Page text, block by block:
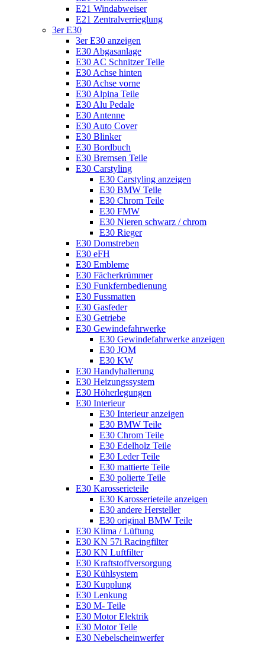
E21 Windabweiser
E21 Zentralverrieglung
3er E30
3er E30 anzeigen
E30 Abgasanlage
E30 AC Schnitzer Teile
E30 Achse hinten
E30 Achse vorne
E30 Alpina Teile
E30 Alu Pedale
E30 Antenne
E30 Auto Cover
E30 Blinker
E30 Bordbuch
E30 Bremsen Teile
E30 Carstyling
E30 Carstyling anzeigen
E30 BMW Teile
E30 Chrom Teile
E30 FMW
E30 Nieren schwarz / chrom
E30 Rieger
E30 Domstreben
E30 eFH
E30 Embleme
E30 Fächerkrümmer
E30 Funkfernbedienung
E30 Fussmatten
E30 Gasfeder
E30 Getriebe
E30 Gewindefahrwerke
E30 Gewindefahrwerke anzeigen
E30 JOM
E30 KW
E30 Handyhalterung
E30 Heizungssystem
E30 Höherlegungen
E30 Interieur
E30 Interieur anzeigen
E30 BMW Teile
E30 Chrom Teile
E30 Edelholz Teile
E30 Leder Teile
E30 mattierte Teile
E30 polierte Teile
E30 Karosserieteile
E30 Karosserieteile anzeigen
E30 andere Hersteller
E30 original BMW Teile
E30 Klima / Lüftung
E30 KN 57i Racingfilter
E30 KN Luftfilter
E30 Kraftstoffversorgung
E30 Kühlsystem
E30 Kupplung
E30 Lenkung
E30 M- Teile
E30 Motor Elektrik
E30 Motor Teile
E30 Nebelscheinwerfer